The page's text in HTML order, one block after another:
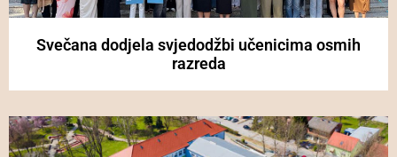
Svečana dodjela svjedodžbi učenicima osmih
razreda